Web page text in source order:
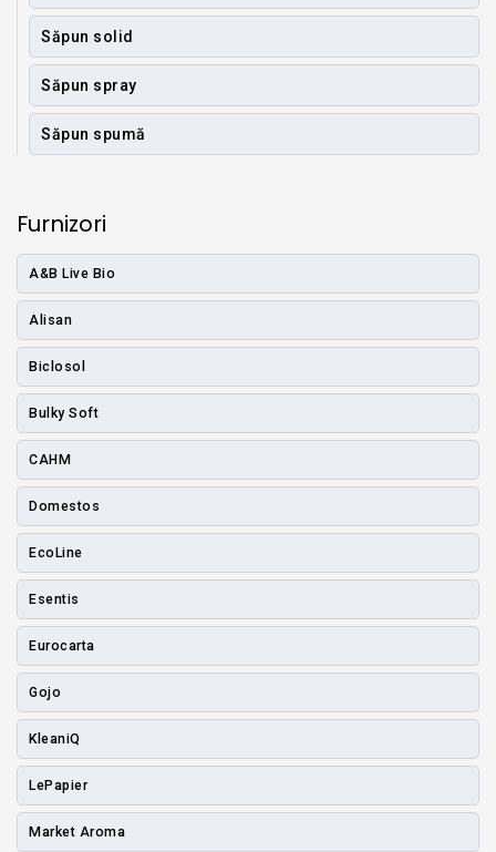
Săpun solid
Săpun spray
Săpun spumă
Furnizori
A&B Live Bio
Alisan
Biclosol
Bulky Soft
CAHM
Domestos
EcoLine
Esentis
Eurocarta
Gojo
KleaniQ
LePapier
Market Aroma